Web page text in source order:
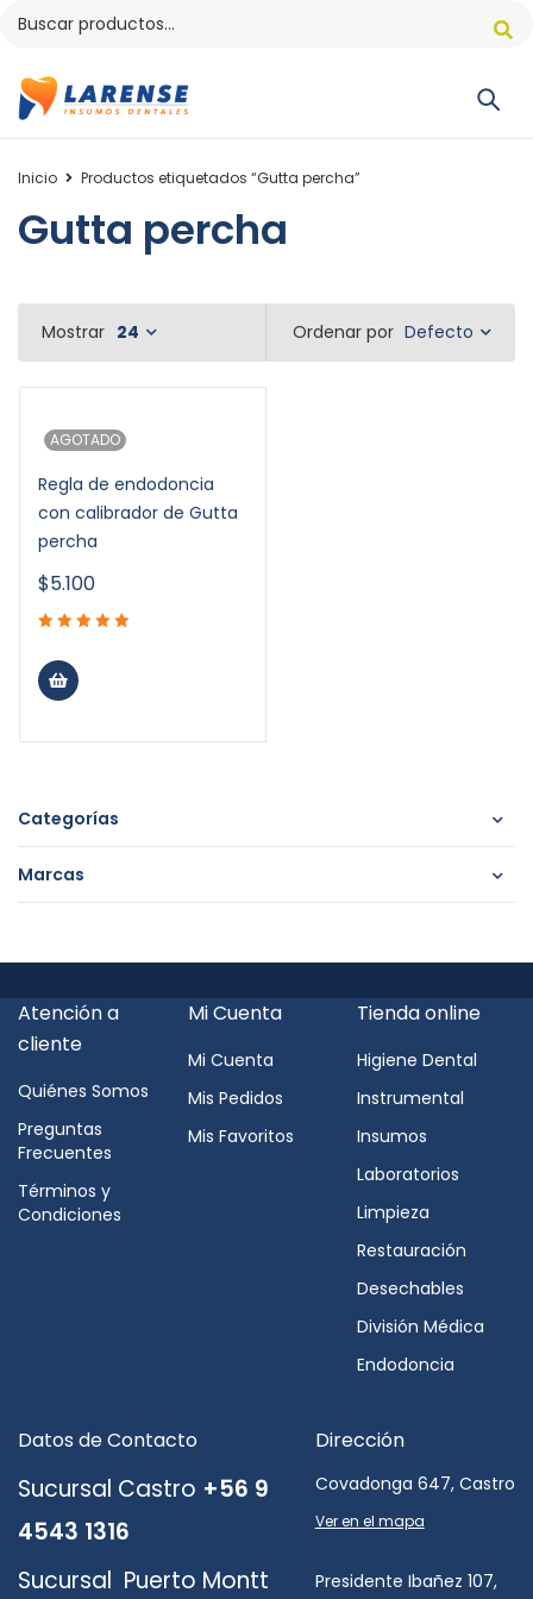
Inicio Productos etiquetados “Gutta percha”
Gutta percha
Categorías
Marcas
Ordenar por Defecto
Mostrar 24
AGOTADO
Regla de endodoncia
con calibrador de Gutta
percha
$5.100
Atención a
cliente
Quiénes Somos
Preguntas
Frecuentes
Términos y
Condiciones
Mi Cuenta
Mi Cuenta
Mis Pedidos
Mis Favoritos
Tienda online
Higiene Dental
Instrumental
Insumos
Laboratorios
Limpieza
Restauración
Desechables
División Médica
Endodoncia
Datos de Contacto
Sucursal Castro +56 9
4543 1316
Sucursal Puerto Montt
Dirección
Covadonga 647, Castro
Ver en el mapa
Presidente Ibañez 107,